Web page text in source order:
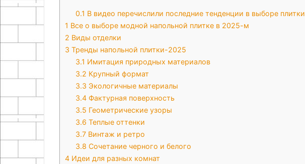
0.1 В видео перечислили последние тенденции в выборе плитки
1 Все о выборе модной напольной плитке в 2025-м
2 Виды отделки
3 Тренды напольной плитки-2025
3.1 Имитация природных материалов
3.2 Крупный формат
3.3 Экологичные материалы
3.4 Фактурная поверхность
3.5 Геометрические узоры
3.6 Теплые оттенки
3.7 Винтаж и ретро
3.8 Сочетание черного и белого
4 Идеи для разных комнат